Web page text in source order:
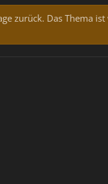
zurück. Das Thema